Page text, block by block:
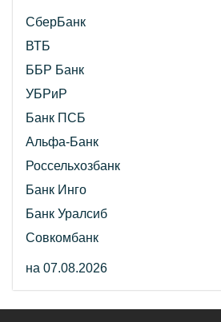
СберБанк
ВТБ
ББР Банк
УБРиР
Банк ПСБ
Альфа-Банк
Россельхозбанк
Банк Инго
Банк Уралсиб
Совкомбанк
на 07.08.2026